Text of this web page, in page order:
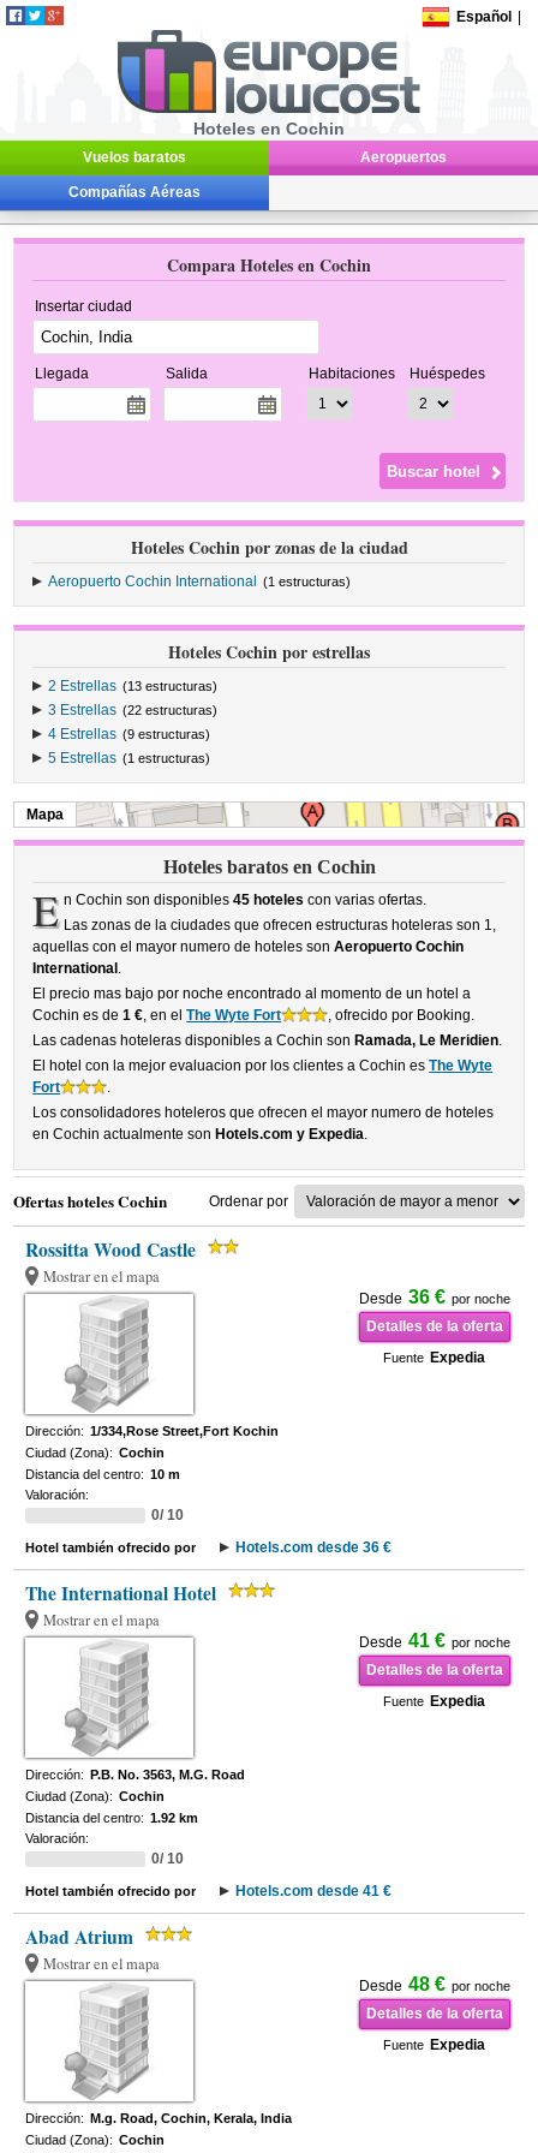
Español
Hoteles en Cochin
Vuelos baratos Aeropuertos
Compañías Aéreas
Compara Hoteles en Cochin
Insertar ciudad
Llegada Salida Habitaciones Huéspedes
Hoteles Cochin por zonas de la ciudad
Aeropuerto Cochin International (1 estructuras)
Hoteles Cochin por estrellas
2 Estrellas (13 estructuras)
3 Estrellas (22 estructuras)
4 Estrellas (9 estructuras)
5 Estrellas (1 estructuras)
Mapa
Hoteles baratos en Cochin
E n Cochin son disponibles 45 hoteles con varias ofertas.
Las zonas de la ciudades que ofrecen estructuras hoteleras son 1,
aquellas con el mayor numero de hoteles sonAeropuerto Cochin
International .
El precio mas bajo por noche encontrado al momento de un hotel a
Cochin es de1 €, en elThe Wyte Fort
, ofrecido por Booking.
Las cadenas hoteleras disponibles a Cochin son Ramada, Le Meridien.
El hotel con la mejor evaluacion por los clientes a Cochin esThe Wyte
Fort
.
Los consolidadores hoteleros que ofrecen el mayor numero de hoteles
en Cochin actualmente son Hotels.com y Expedia.
Ofertas hoteles Cochin Ordenar por
Rossitta Wood Castle
Mostrar en el mapa
Desde 36 € por noche
Detalles de la oferta
Fuente Expedia
Dirección: 1/334,Rose Street,Fort Kochin
Ciudad (Zona): Cochin
Distancia del centro: 10 m
Valoración:
0/ 10
Hotel también ofrecido por Hotels.com desde 36 €
The International Hotel
Mostrar en el mapa
Desde 41 € por noche
Detalles de la oferta
Fuente Expedia
Dirección: P.B. No. 3563, M.G. Road
Ciudad (Zona): Cochin
Distancia del centro: 1.92 km
Valoración:
0/ 10
Hotel también ofrecido por Hotels.com desde 41 €
Abad Atrium
Mostrar en el mapa
Desde 48 € por noche
Detalles de la oferta
Fuente Expedia
Dirección: M.g. Road, Cochin, Kerala, India
Ciudad (Zona): Cochin